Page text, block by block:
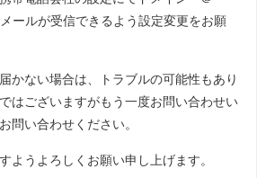
ールが受信できるよう設定変更をお願
かない場合は、トラブルの可能性もあり
はございますがもう一度お問い合わせい
問い合わせください。
ようよろしくお願い申し上げます。